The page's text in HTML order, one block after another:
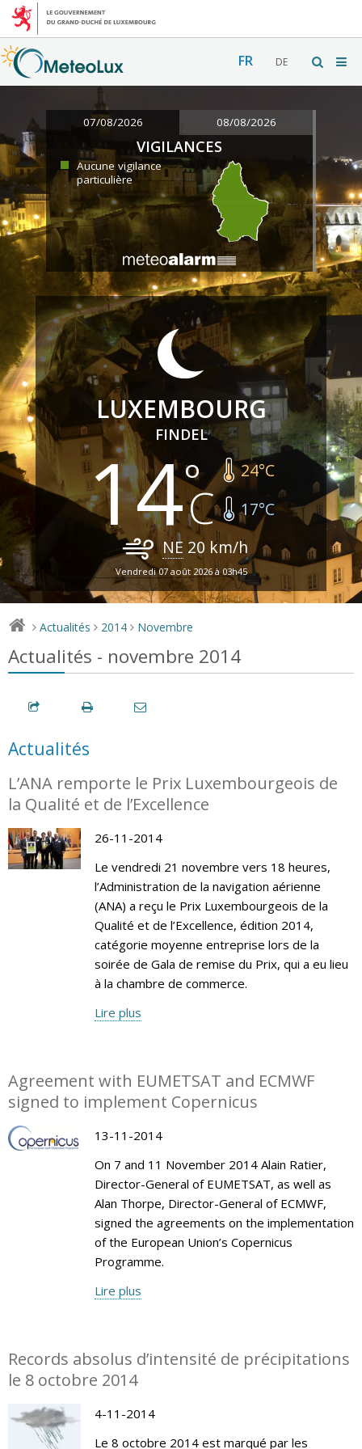
FR DE
07/08/2026 08/08/2026
VIGILANCES
Aucune vigilance
particulière
LUXEMBOURG
FINDEL
14 24°C
17°C
NE 20 km/h
Vendredi 07 août 2026 à 03h45
> Actualités > 2014 > Novembre
Actualités - novembre 2014
Actualités
L’ANA remporte le Prix Luxembourgeois de
la Qualité et de l’Excellence
26-11-2014
Le vendredi 21 novembre vers 18 heures,
l’Administration de la navigation aérienne
(ANA) a reçu le Prix Luxembourgeois de la
Qualité et de l’Excellence, édition 2014,
catégorie moyenne entreprise lors de la
soirée de Gala de remise du Prix, qui a eu lieu
à la chambre de commerce.
Lire plus
Agreement with EUMETSAT and ECMWF
signed to implement Copernicus
13-11-2014
On 7 and 11 November 2014 Alain Ratier,
Director-General of EUMETSAT, as well as
Alan Thorpe, Director-General of ECMWF,
signed the agreements on the implementation
of the European Union’s Copernicus
Programme.
Lire plus
Records absolus d’intensité de précipitations
le 8 octobre 2014
4-11-2014
Le 8 octobre 2014 est marqué par les